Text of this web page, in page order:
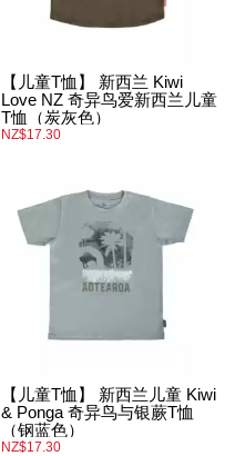
【儿童T恤】 新西兰 Kiwi
Love NZ 奇异鸟爱新西兰儿童
T恤（炭灰色）
NZ$17.30
【儿童T恤】 新西兰儿童 Kiwi
& Ponga 奇异鸟与银蕨T恤
（钢蓝色）
NZ$17.30